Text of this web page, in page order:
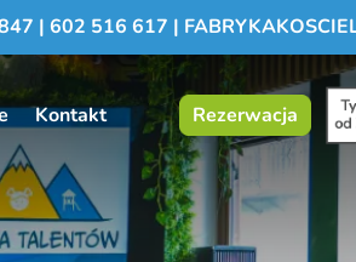
| 602 516 617 |
Kontakt Rezerwacja